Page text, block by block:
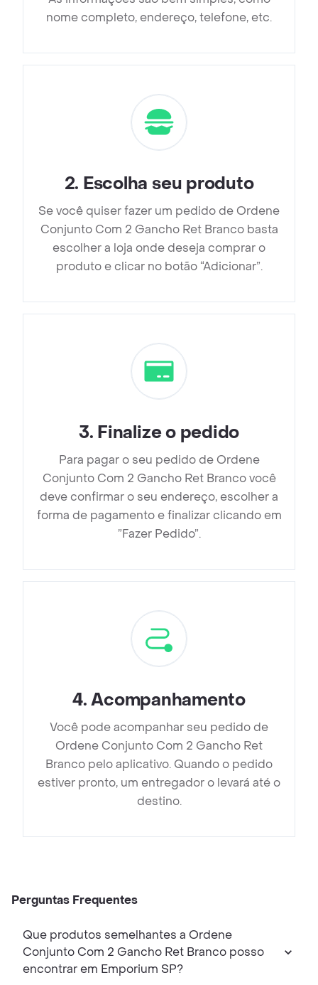
nome completo, endereço, telefone, etc.
2. Escolha seu produto
Se você quiser fazer um pedido de Ordene
Conjunto Com 2 Gancho Ret Branco basta
escolher a loja onde deseja comprar o
produto e clicar no botão “Adicionar”.
3. Finalize o pedido
Para pagar o seu pedido de Ordene
Conjunto Com 2 Gancho Ret Branco você
deve confirmar o seu endereço, escolher a
forma de pagamento e finalizar clicando em
”Fazer Pedido”.
4.Acompanhamento
Você pode acompanhar seu pedido de
Ordene Conjunto Com 2 Gancho Ret
Branco pelo aplicativo. Quando o pedido
estiver pronto, um entregador o levará até o
destino.
Perguntas Frequentes
Que produtos semelhantes a Ordene
Conjunto Com 2 Gancho Ret Branco posso
encontrar em Emporium SP?